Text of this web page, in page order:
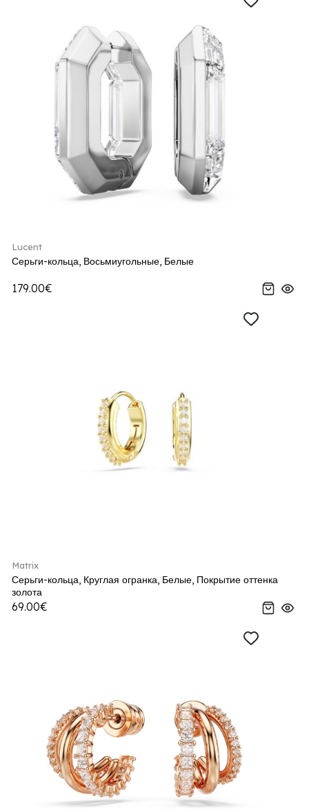
Lucent
Серьги-кольца, Восьмиугольные, Белые
179.00€
Matrix
Серьги-кольца, Круглая огранка, Белые, Покрытие оттенка
золота
69.00€